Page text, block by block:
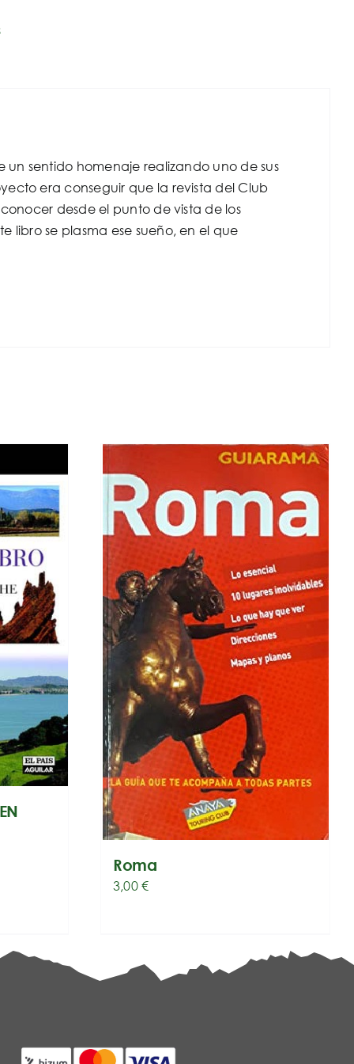
un sentido homenaje realizando uno de sus
era conseguir que la revista del Club
desde el punto de vista de los
libro se plasma ese sueño, en el que
Roma
3,00€